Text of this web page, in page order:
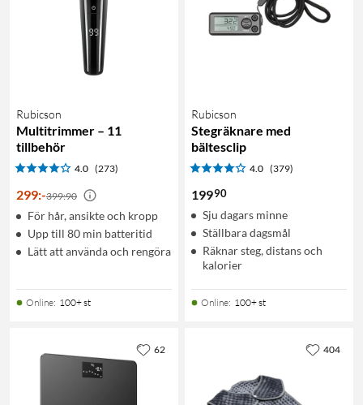
Rubicson
Multitrimmer – 11
tillbehör
4.0 (273)
299:-399:90
För hår, ansikte och kropp
Upp till 80 min batteritid
Lätt att använda och rengöra
Online: 100+ st
Rubicson
Stegräknare med
bältesclip
4.0 (379)
19990
Sju dagars minne
Ställbara dagsmål
Räknar steg, distans och
kalorier
Online: 100+ st
62 404